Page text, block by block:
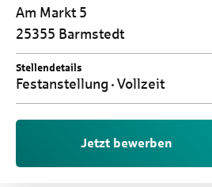
Am Markt 5
25355 Barmstedt
Stellendetails
Festanstellung Vollzeit
Jetzt bewerben